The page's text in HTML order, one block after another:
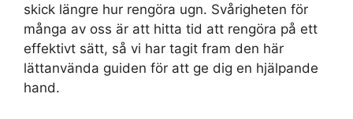
skick längre hur rengöra ugn. Svårigheten för
många av oss är att hitta tid att rengöra på ett
effektivt sätt, så vi har tagit fram den här
lättanvända guiden för att ge dig en hjälpande
hand.